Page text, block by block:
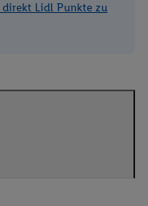
Lidl Punkte zu